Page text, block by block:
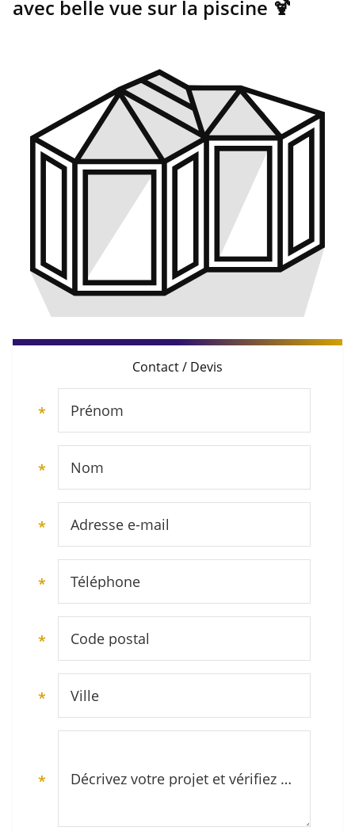
avec belle vue sur la piscine 🍹
Contact / Devis
* Prénom
* Nom
* Adresse e-mail
* Téléphone
* Code postal
* Ville
* Décrivez votre projet et vérifiez notre zone d’intervention (secteur Montpellier et Hérault)